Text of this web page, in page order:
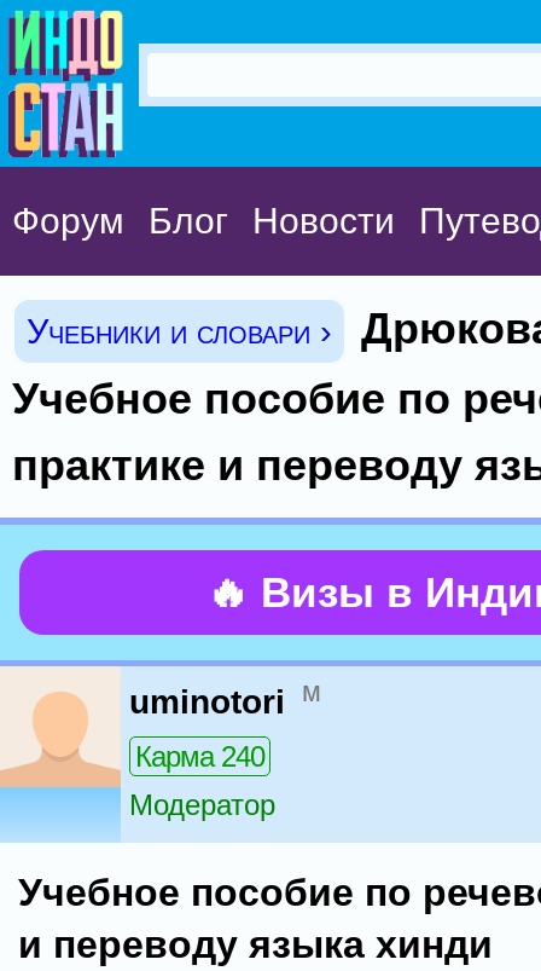
Форум Блог Новости
Учебники и словари ›
Учебное пособие по
практике и переводу
🔥 Визы в
uminotori м
Карма 240
Модератор
Учебное пособие по
и переводу языка хинди